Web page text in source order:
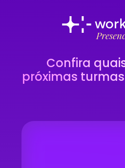
Confira
próximas